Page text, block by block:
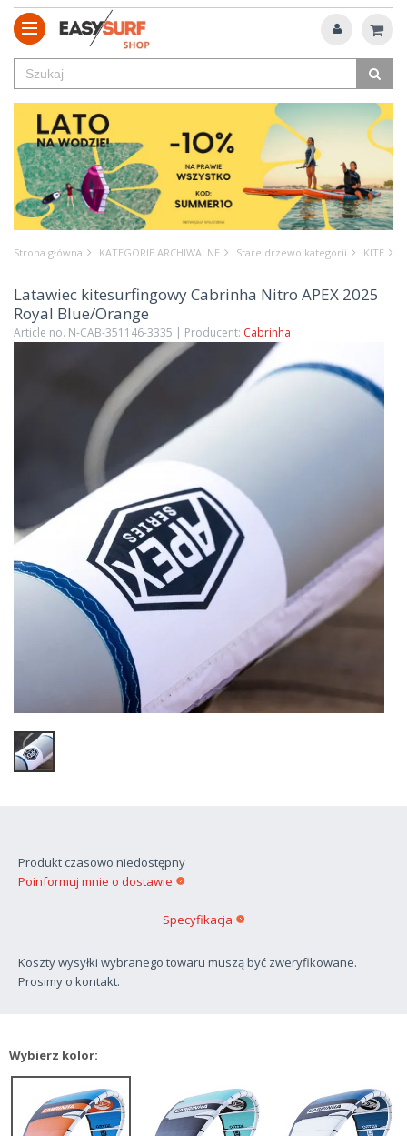
Strona główna KATEGORIE ARCHIWALNE Stare drzewo kategorii KITE
Latawiec kitesurfingowy Cabrinha Nitro APEX 2025
Royal Blue/Orange
Article no. N-CAB-351146-3335 | Producent: Cabrinha
Produkt czasowo niedostępny
Poinformuj mnie o dostawie
Koszty wysyłki wybranego towaru muszą być zweryfikowane.
Prosimy o kontakt.
Specyfikacja
Wybierz kolor: